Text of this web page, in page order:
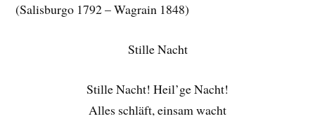
(Salisburgo 1792 – Wagrain 1848)
Stille Nacht
Stille Nacht! Heil’ge Nacht!
Alles schläft, einsam wacht